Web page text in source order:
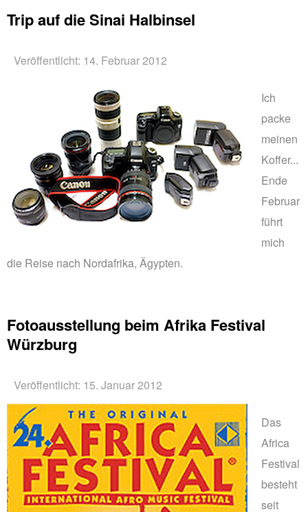
Trip auf die Sinai Halbinsel
Veröffentlicht: 14. Februar 2012
Ich
packe
meinen
Koffer...
Ende
Februar
führt
mich
die Reise nach Nordafrika, Ägypten.
Fotoausstellung beim Afrika Festival
Würzburg
Veröffentlicht: 15. Januar 2012
Das
Africa
Festival
besteht
seit